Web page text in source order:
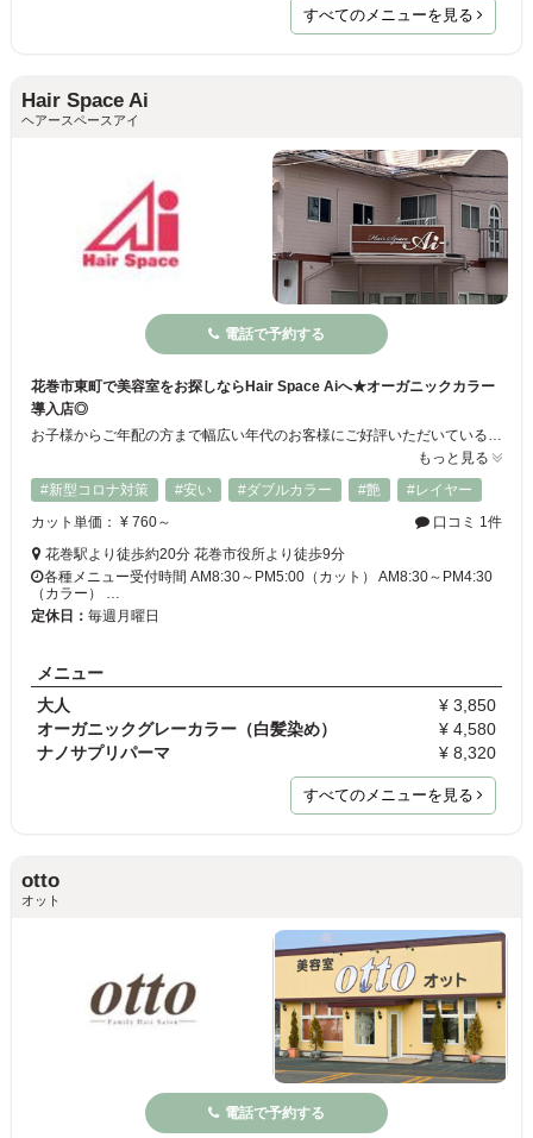
すべてのメニューを見る
Hair Space Ai
ヘアースペースアイ
電話で予約する
花巻市東町で美容室をお探しならHair Space Aiへ★オーガニックカラー
導入店◎
もっと見る
#新型コロナ対策
#安い #ダブルカラー #艶
#レイヤー
カット単価： ¥ 760～
口コミ 1件
花巻駅より徒歩約20分 花巻市役所より徒歩9分
各種メニュー受付時間 AM8:30～PM5:00（カット） AM8:30～PM4:30
（カラー） …
定休日： 毎週月曜日
メニュー
大人
¥ 3,850
オーガニックグレーカラー（白髪染め）
¥ 4,580
ナノサプリパーマ
¥ 8,320
すべてのメニューを見る
otto
オット
電話で予約する